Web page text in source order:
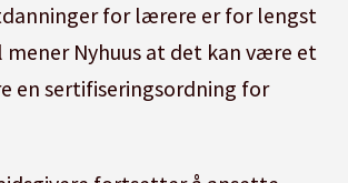
for lærere er for lengst
Nyhuus at det kan være et
en sertifiseringsordning for